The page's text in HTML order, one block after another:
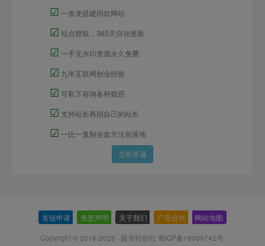
☑ 一条龙搭建同款网站
☑ 站点授权，365天自动更新
☑ 一手无水印资源永久免费
☑ 九年互联网创业经验
☑ 可私下咨询各种疑惑
☑ 支持站长再招自己的站长
☑ 一比一复制全套方法包落地
立即开通
友链申请 免责声明 关于我们 广告合作 网站地图
Copyright © 2018-2025 · 超哥轻创社 蜀ICP备18009742号